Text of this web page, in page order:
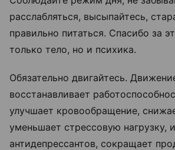
расслабляться, высыпайтесь,
правильно питаться. Спасибо за
только тело, но и психика.
Обязательно двигайтесь.
восстанавливает
улучшает кровообращение,
уменьшает стрессовую нагрузку,
антидепрессантов, сокращает